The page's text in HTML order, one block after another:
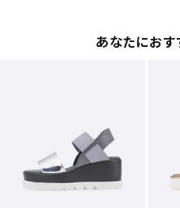
あなたにおす